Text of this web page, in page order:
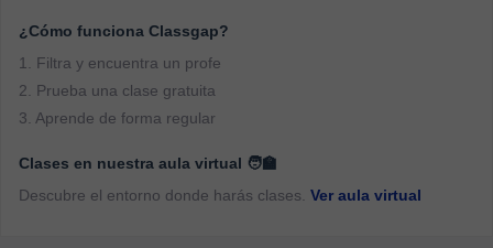
¿Cómo funciona Classgap?
1. Filtra y encuentra un profe
2. Prueba una clase gratuita
3. Aprende de forma regular
Clases en nuestra aula virtual 🧑‍🏫
Descubre el entorno donde harás clases. Ver aula virtual